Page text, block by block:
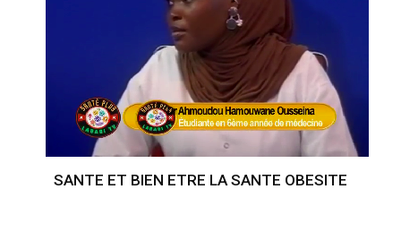
SANTE ET BIEN ETRE LA SANTE OBESITE